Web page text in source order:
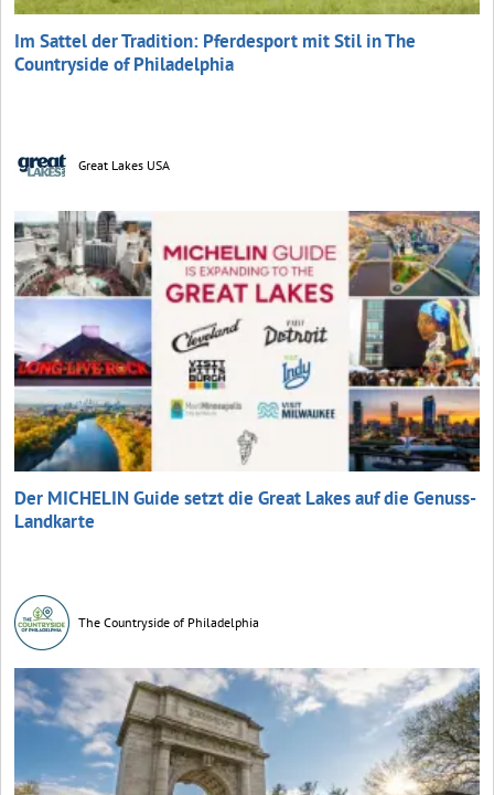
Im Sattel der Tradition: Pferdesport mit Stil in The
Countryside of Philadelphia
Great Lakes USA
Der MICHELIN Guide setzt die Great Lakes auf die Genuss-
Landkarte
The Countryside of Philadelphia